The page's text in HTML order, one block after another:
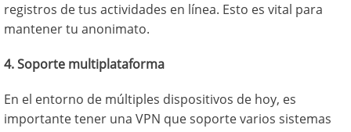
registros de tus actividades en línea. Esto es vital para
mantener tu anonimato.
4. Soporte multiplataforma
En el entorno de múltiples dispositivos de hoy, es
importante tener una VPN que soporte varios sistemas